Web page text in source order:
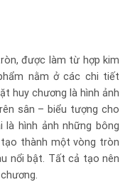
được làm từ hợp kim
nằm ở các chi tiết
huy chương là hình ảnh
sân – biểu tượng cho
là hình ảnh những bông
tạo thành một vòng tròn
nổi bật. Tất cả tạo nên